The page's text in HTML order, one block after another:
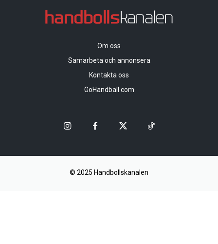
Om oss
Samarbeta och annonsera
Kontakta oss
GoHandball.com
© 2025 Handbollskanalen